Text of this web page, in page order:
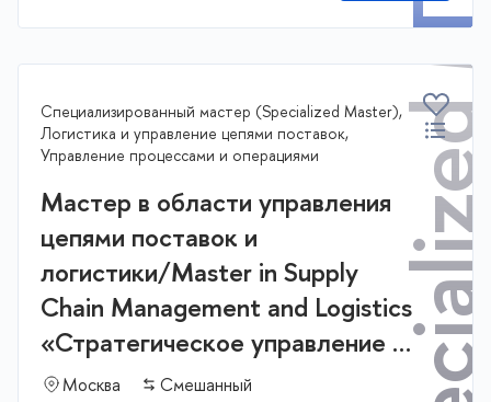
Специализированный мастер (Specialized Master),
Логистика и управление цепями поставок,
Управление процессами и операциями
Мастер в области управления
цепями поставок и
логистики/Master in Supply
Chain Management and Logistics
«Стратегическое управление и
бизнес аналитика в логистике и
Москва
Смешанный